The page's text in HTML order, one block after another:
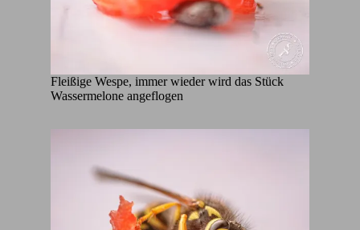
Fleißige Wespe, immer wieder wird das Stück
Wassermelone angeflogen